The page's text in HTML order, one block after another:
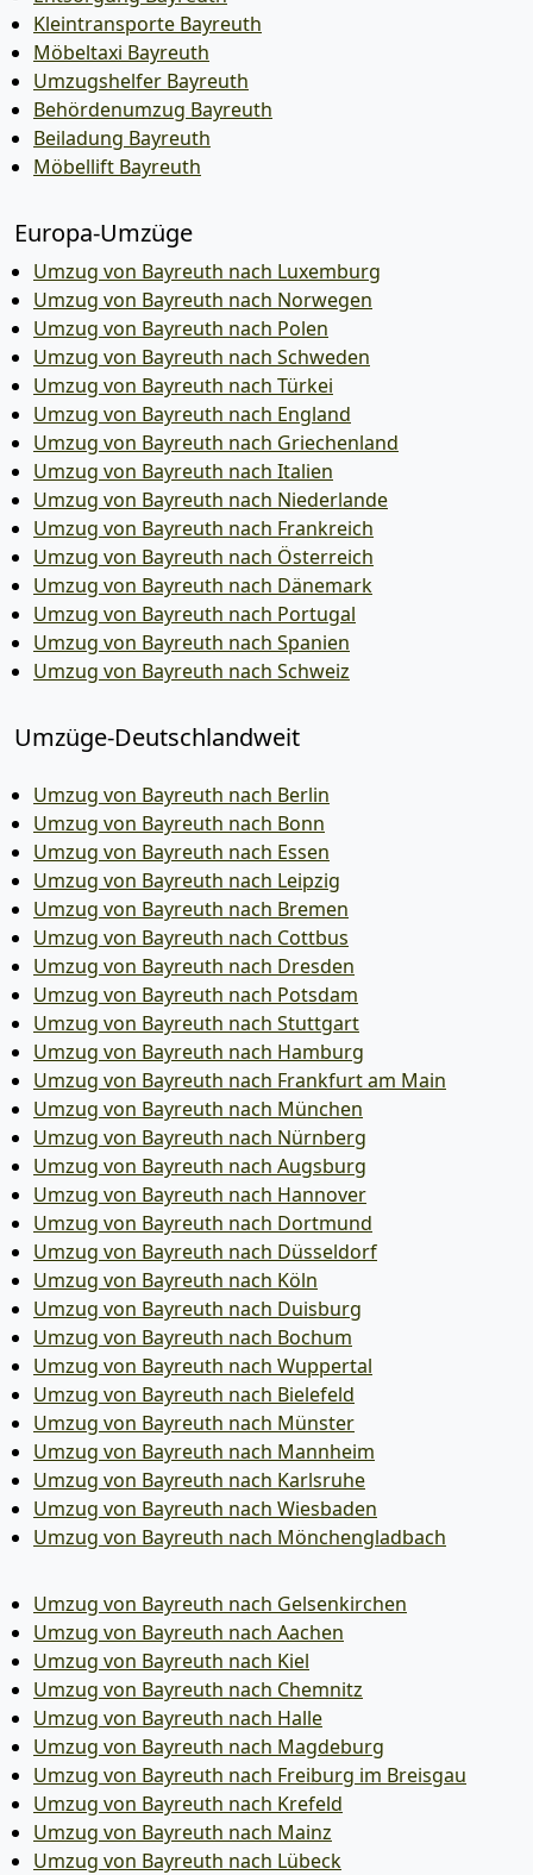
Kleintransporte Bayreuth
Möbeltaxi Bayreuth
Umzugshelfer Bayreuth
Behördenumzug Bayreuth
Beiladung Bayreuth
Möbellift Bayreuth
Europa-Umzüge
Umzug von Bayreuth nach Luxemburg
Umzug von Bayreuth nach Norwegen
Umzug von Bayreuth nach Polen
Umzug von Bayreuth nach Schweden
Umzug von Bayreuth nach Türkei
Umzug von Bayreuth nach England
Umzug von Bayreuth nach Griechenland
Umzug von Bayreuth nach Italien
Umzug von Bayreuth nach Niederlande
Umzug von Bayreuth nach Frankreich
Umzug von Bayreuth nach Österreich
Umzug von Bayreuth nach Dänemark
Umzug von Bayreuth nach Portugal
Umzug von Bayreuth nach Spanien
Umzug von Bayreuth nach Schweiz
Umzüge-Deutschlandweit
Umzug von Bayreuth nach Berlin
Umzug von Bayreuth nach Bonn
Umzug von Bayreuth nach Essen
Umzug von Bayreuth nach Leipzig
Umzug von Bayreuth nach Bremen
Umzug von Bayreuth nach Cottbus
Umzug von Bayreuth nach Dresden
Umzug von Bayreuth nach Potsdam
Umzug von Bayreuth nach Stuttgart
Umzug von Bayreuth nach Hamburg
Umzug von Bayreuth nach Frankfurt am Main
Umzug von Bayreuth nach München
Umzug von Bayreuth nach Nürnberg
Umzug von Bayreuth nach Augsburg
Umzug von Bayreuth nach Hannover
Umzug von Bayreuth nach Dortmund
Umzug von Bayreuth nach Düsseldorf
Umzug von Bayreuth nach Köln
Umzug von Bayreuth nach Duisburg
Umzug von Bayreuth nach Bochum
Umzug von Bayreuth nach Wuppertal
Umzug von Bayreuth nach Bielefeld
Umzug von Bayreuth nach Münster
Umzug von Bayreuth nach Mannheim
Umzug von Bayreuth nach Karlsruhe
Umzug von Bayreuth nach Wiesbaden
Umzug von Bayreuth nach Mönchen­gladbach
Umzug von Bayreuth nach Gelsenkirchen
Umzug von Bayreuth nach Aachen
Umzug von Bayreuth nach Kiel
Umzug von Bayreuth nach Chemnitz
Umzug von Bayreuth nach Halle
Umzug von Bayreuth nach Magdeburg
Umzug von Bayreuth nach Freiburg im Breisgau
Umzug von Bayreuth nach Krefeld
Umzug von Bayreuth nach Mainz
Umzug von Bayreuth nach Lübeck